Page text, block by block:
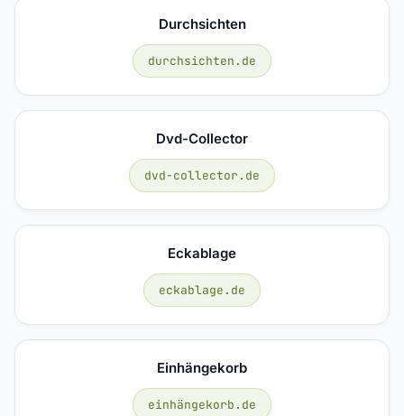
Durchsichten
durchsichten.de
Dvd-Collector
dvd-collector.de
Eckablage
eckablage.de
Einhängekorb
einhängekorb.de